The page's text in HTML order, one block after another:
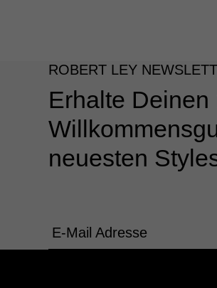
ROBERT LEY
Erhalte Deinen
neuesten
E-Mail Adresse